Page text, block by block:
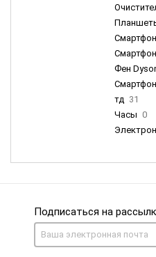
Фен
тд 31
Часы 0
Подписаться на